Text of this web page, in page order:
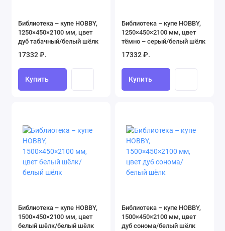
Библиотека – купе HOBBY,
1250×450×2100 мм, цвет
дуб табачный/белый шёлк
17332 ₽.
Купить
Библиотека – купе HOBBY,
1250×450×2100 мм, цвет
тёмно – серый/белый шёлк
17332 ₽.
Купить
Библиотека – купе HOBBY,
1500×450×2100 мм, цвет
белый шёлк/белый шёлк
Библиотека – купе HOBBY,
1500×450×2100 мм, цвет
дуб сонома/белый шёлк